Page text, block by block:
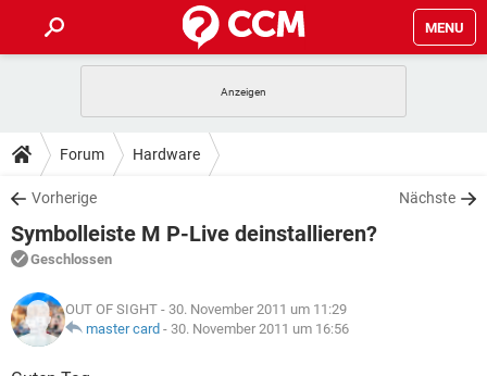
MENU
ANDROID
WINDOWS 10
WHATSAPP TIKTOK
FACEBOOK
TIPPS & TRICKS
SPIELE
WINDOWS 10
WHATSAPP
FACEBOOK HARDWARE
DOWNLOADS
SPIELE STREAMING
ANDROID
WINDOWS 10 INSTAGRAM
WHATSAPP
FORUM
SPIELE
ANDROID IOS
LEXIKON
SPIELE
Forum Hardware
Vorherige Nächste
Symbolleiste M P-Live deinstallieren?
Geschlossen
OUT OF SIGHT - 30. November 2011 um 11:29
master card - 30. November 2011 um 16:56